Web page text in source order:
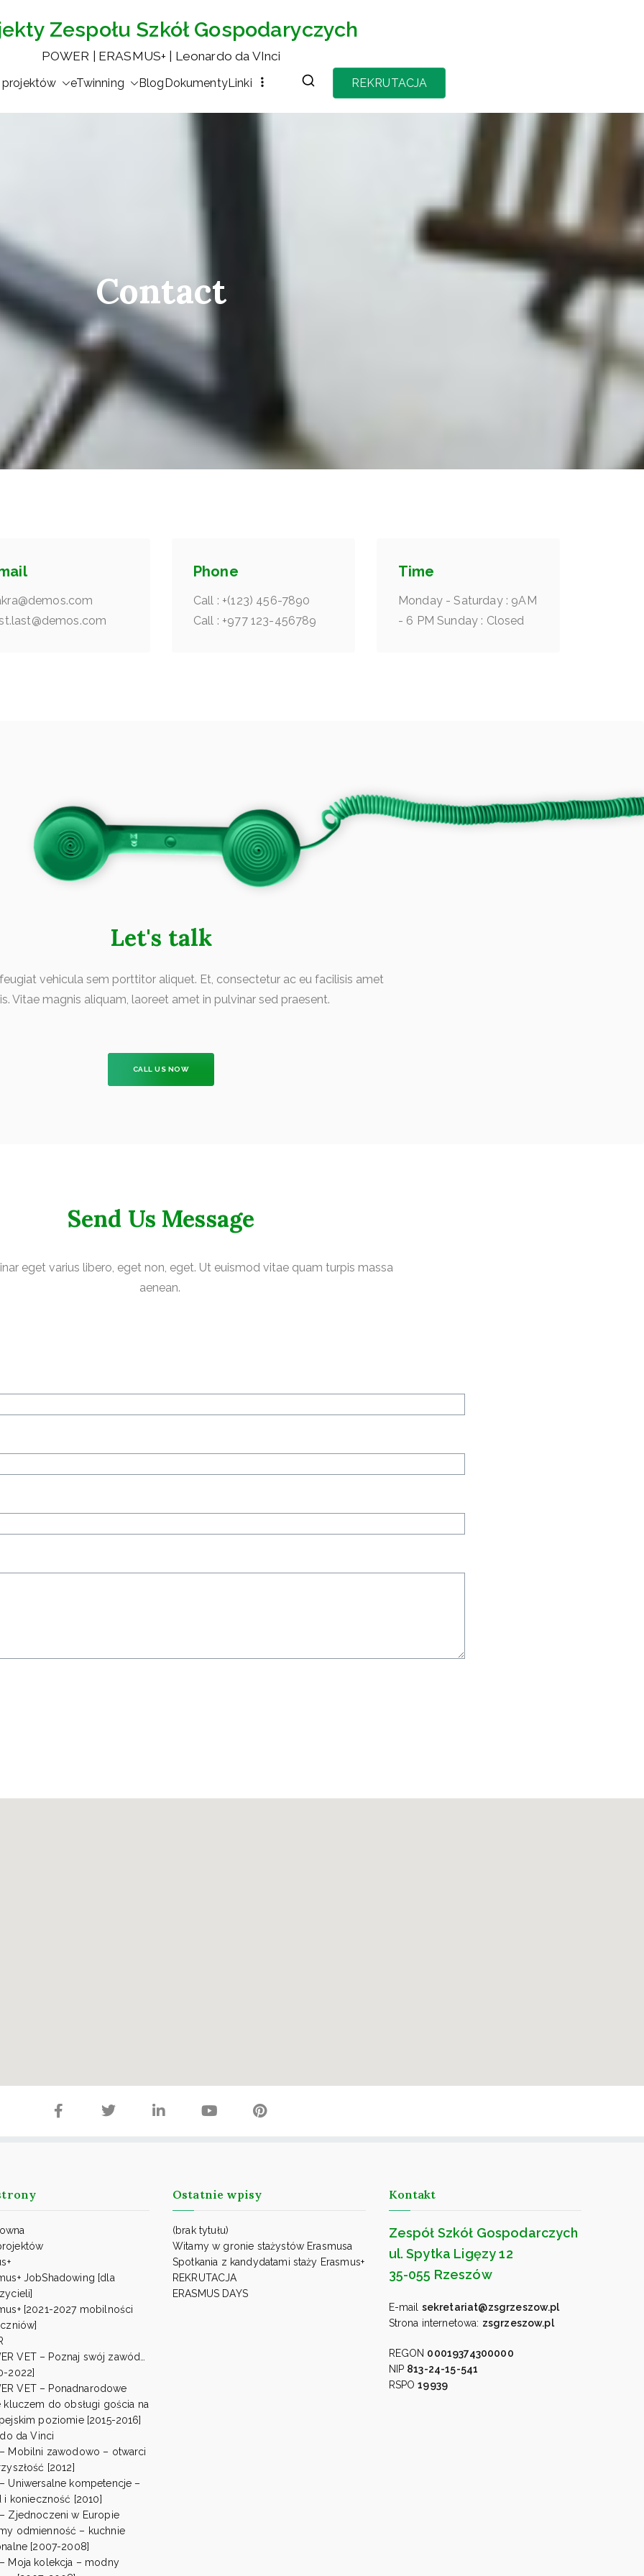
Zespołu Szkół Gospodaryczych
POWER | ERASMUS+ | Leonardo da VInci
eTwinning BlogDokumentyLinki REKRUTACJA
Contact
Phone
Call : +(123) 456-7890
Call : +977 123-456789
Time
Monday - Saturday : 9AM
- 6 PM Sunday : Closed
Let's talk
vehicula sem porttitor aliquet. Et, consectetur ac eu facilisis amet
Vitae magnis aliquam, laoreet amet in pulvinar sed praesent.
CALL US NOW
Send Us Message
eget varius libero, eget non, eget. Ut euismod vitae quam turpis massa
aenean.
JobShadowing [dla
[2021-2027 mobilności
VET – Poznaj swój zawód…
2022]
VET – Ponadnarodowe
kluczem do obsługi gościa na
poziomie [2015-2016]
da Vinci
– Mobilni zawodowo – otwarci
[2012]
– Uniwersalne kompetencje –
i konieczność [2010]
– Zjednoczeni w Europie
odmienność – kuchnie
[2007-2008]
– Moja kolekcja – modny
Ostatnie wpisy
(brak tytułu)
Witamy w gronie stażystów Erasmusa
Spotkania z kandydatami staży Erasmus+
REKRUTACJA
ERASMUS DAYS
Kontakt
Zespół Szkół Gospodarczych
ul. Spytka Ligęzy 12
35-055 Rzeszów
E-mail sekretariat@zsgrzeszow.pl
Strona internetowa: zsgrzeszow.pl
REGON 00019374300000
NIP 813-24-15-541
RSPO19939